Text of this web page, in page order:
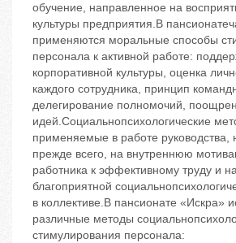
обучение, направленное на
культуры предприятия.В
применяются моральные способы
персонала к активной работе:
корпоративной культуры, оценка
каждого сотрудника, принцип
делегирование полномочий,
идей.Социальнопсихологические
применяемые в работе руководства,
прежде всего, на внутреннюю
работника к эффективному труду и
благоприятной
в коллективе.В пансионате «Искра»
различные методы
стимулирования персонала: